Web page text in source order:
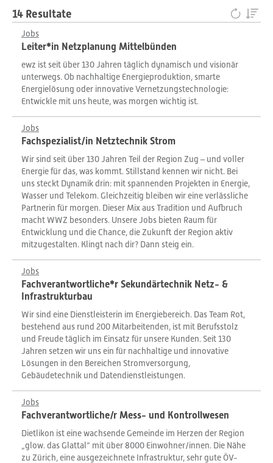
14 Resultate
Jobs
Leiter*in Netzplanung Mittelbünden
ewz ist seit über 130 Jahren täglich dynamisch und visionär
unterwegs. Ob nachhaltige Energieproduktion, smarte
Energielösung oder innovative Vernetzungstechnologie:
Entwickle mit uns heute, was morgen wichtig ist.
Jobs
Fachspezialist/in Netztechnik Strom
Wir sind seit über 130 Jahren Teil der Region Zug – und voller
Energie für das, was kommt. Stillstand kennen wir nicht. Bei
uns steckt Dynamik drin: mit spannenden Projekten in Energie,
Wasser und Telekom. Gleichzeitig bleiben wir eine verlässliche
Partnerin für morgen. Dieser Mix aus Tradition und Aufbruch
macht WWZ besonders. Unsere Jobs bieten Raum für
Entwicklung und die Chance, die Zukunft der Region aktiv
mitzugestalten. Klingt nach dir? Dann steig ein.
Jobs
Fachverantwortliche*r Sekundärtechnik Netz- &
Infrastrukturbau
Wir sind eine Dienstleisterin im Energiebereich. Das Team Rot,
bestehend aus rund 200 Mitarbeitenden, ist mit Berufsstolz
und Freude täglich im Einsatz für unsere Kunden. Seit 130
Jahren setzen wir uns ein für nachhaltige und innovative
Lösungen in den Bereichen Stromversorgung,
Gebäudetechnik und Datendienstleistungen.
Jobs
Fachverantwortliche/r Mess- und Kontrollwesen
Dietlikon ist eine wachsende Gemeinde im Herzen der Region
„glow. das Glattal“ mit über 8000 Einwohner/innen. Die Nähe
zu Zürich, eine ausgezeichnete Infrastruktur, sehr gute ÖV-